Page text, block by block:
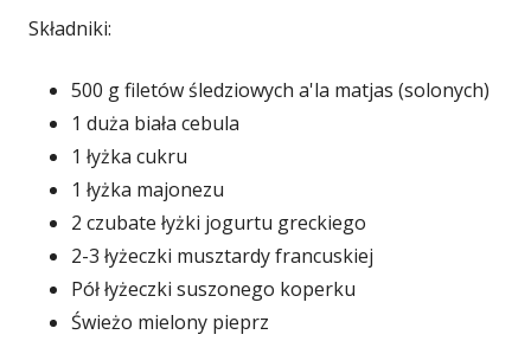
Składniki:
500 g filetów śledziowych a'la matjas (solonych)
1 duża biała cebula
1 łyżka cukru
1 łyżka majonezu
2 czubate łyżki jogurtu greckiego
2-3 łyżeczki musztardy francuskiej
Pół łyżeczki suszonego koperku
Świeżo mielony pieprz